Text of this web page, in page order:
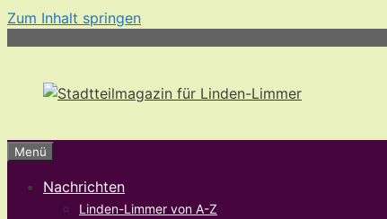
Zum Inhalt springen
Menü
Nachrichten
Linden-Limmer von A-Z